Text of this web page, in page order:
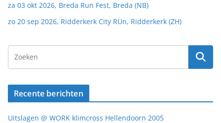
za 03 okt 2026, Breda Run Fest, Breda (NB)
zo 20 sep 2026, Ridderkerk City RUn, Ridderkerk (ZH)
Recente berichten
Uitslagen @ WORK klimcross Hellendoorn 2005